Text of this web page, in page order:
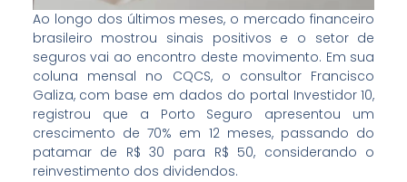
Ao longo dos últimos meses, o mercado financeiro
brasileiro mostrou sinais positivos e o setor de
seguros vai ao encontro deste movimento. Em sua
coluna mensal no CQCS, o consultor Francisco
Galiza, com base em dados do portal Investidor 10,
registrou que a Porto Seguro apresentou um
crescimento de 70% em 12 meses, passando do
patamar de R$ 30 para R$ 50, considerando o
reinvestimento dos dividendos.